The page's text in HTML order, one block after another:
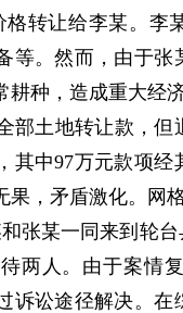
格转让给李某。李
等。然而，由于张
种，造成重大经济
土地转让款，但
其中97万元款项
，矛盾激化。网
某一同来到轮台
两人。由于案情
诉讼途径解决。